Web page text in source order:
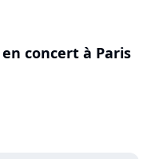
concert à Paris